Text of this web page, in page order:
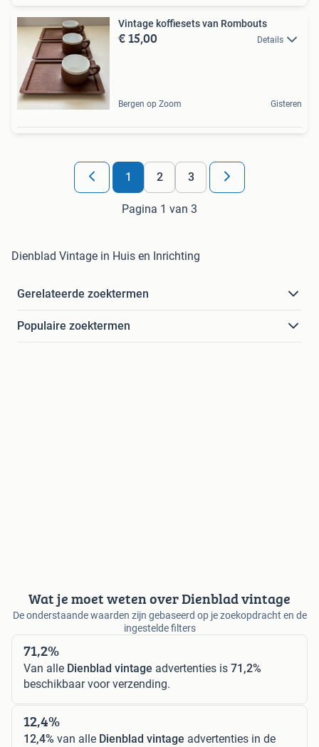
Vintage koffiesets van Rombouts
€ 15,00 Details
Bergen op Zoom Gisteren
1 2 3
Pagina 1 van 3
Dienblad Vintage in Huis en Inrichting
Gerelateerde zoektermen
Populaire zoektermen
Wat je moet weten over Dienblad vintage
De onderstaande waarden zijn gebaseerd op je zoekopdracht en de
ingestelde filters
71,2%
Van alle Dienblad vintage advertenties is 71,2%
beschikbaar voor verzending.
12,4%
12,4% van alle Dienblad vintage advertenties in de